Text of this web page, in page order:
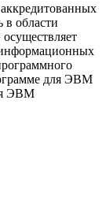
в области
информационных
для ЭВМ
ЭВМ